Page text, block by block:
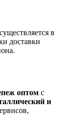
в
доставки
оптом с
и